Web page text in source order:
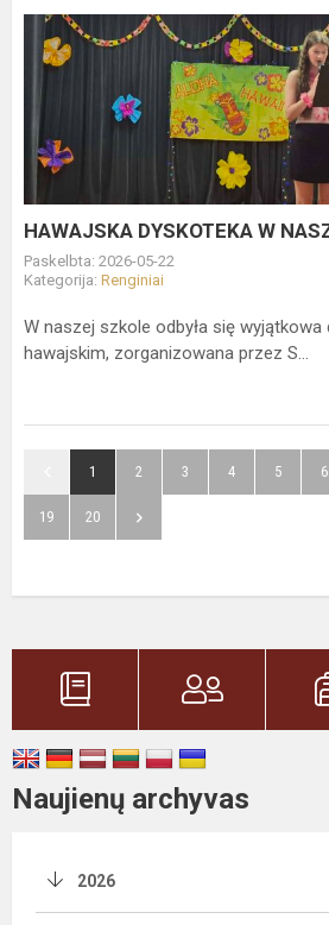
HAWAJSKA
DYSKOTEKA
SZKOLE!
HAWAJSKA DYSKOTEKA W
Paskelbta: 2026-05-22
Kategorija: Renginiai
W naszej szkole odbyła się
hawajskim, zorganizowana przez S...
1 2 3 4 5 6
19 20
Naujienų archyvas
2026